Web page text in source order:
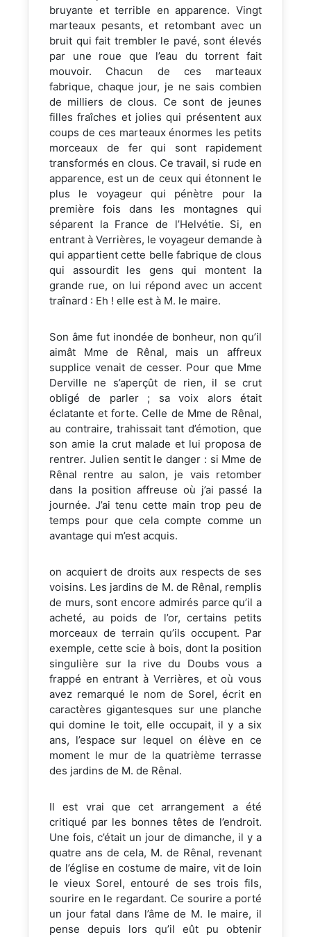
bruyante et terrible en apparence. Vingt
marteaux pesants, et retombant avec un
bruit qui fait trembler le pavé, sont élevés
par une roue que l’eau du torrent fait
mouvoir. Chacun de ces marteaux
fabrique, chaque jour, je ne sais combien
de milliers de clous. Ce sont de jeunes
filles fraîches et jolies qui présentent aux
coups de ces marteaux énormes les petits
morceaux de fer qui sont rapidement
transformés en clous. Ce travail, si rude en
apparence, est un de ceux qui étonnent le
plus le voyageur qui pénètre pour la
première fois dans les montagnes qui
séparent la France de l’Helvétie. Si, en
entrant à Verrières, le voyageur demande à
qui appartient cette belle fabrique de clous
qui assourdit les gens qui montent la
grande rue, on lui répond avec un accent
traînard : Eh ! elle est à M. le maire.
Son âme fut inondée de bonheur, non qu’il
aimât Mme de Rênal, mais un affreux
supplice venait de cesser. Pour que Mme
Derville ne s’aperçût de rien, il se crut
obligé de parler ; sa voix alors était
éclatante et forte. Celle de Mme de Rênal,
au contraire, trahissait tant d’émotion, que
son amie la crut malade et lui proposa de
rentrer. Julien sentit le danger : si Mme de
Rênal rentre au salon, je vais retomber
dans la position affreuse où j’ai passé la
journée. J’ai tenu cette main trop peu de
temps pour que cela compte comme un
avantage qui m’est acquis.
on acquiert de droits aux respects de ses
voisins. Les jardins de M. de Rênal, remplis
de murs, sont encore admirés parce qu’il a
acheté, au poids de l’or, certains petits
morceaux de terrain qu’ils occupent. Par
exemple, cette scie à bois, dont la position
singulière sur la rive du Doubs vous a
frappé en entrant à Verrières, et où vous
avez remarqué le nom de Sorel, écrit en
caractères gigantesques sur une planche
qui domine le toit, elle occupait, il y a six
ans, l’espace sur lequel on élève en ce
moment le mur de la quatrième terrasse
des jardins de M. de Rênal.
Il est vrai que cet arrangement a été
critiqué par les bonnes têtes de l’endroit.
Une fois, c’était un jour de dimanche, il y a
quatre ans de cela, M. de Rênal, revenant
de l’église en costume de maire, vit de loin
le vieux Sorel, entouré de ses trois fils,
sourire en le regardant. Ce sourire a porté
un jour fatal dans l’âme de M. le maire, il
pense depuis lors qu’il eût pu obtenir